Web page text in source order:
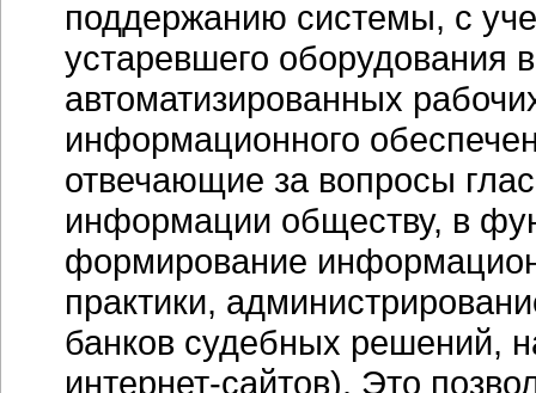
поддержанию системы, с
устаревшего оборудования
автоматизированных
информационного
отвечающие за вопросы
информации обществу, в
формирование
практики,
банков судебных решений,
интернет-сайтов). Это